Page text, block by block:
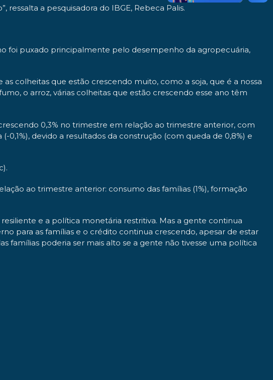
ressalta a pesquisadora do IBGE, Rebeca Palis.
foi puxado principalmente pelo desempenho da agropecuária,
colheitas que estão crescendo muito, como a soja, que é a nossa
o arroz, várias colheitas que estão crescendo esse ano têm
0,3% no trimestre em relação ao trimestre anterior, com
0,1%), devido a resultados da construção (com queda de 0,8%) e
ao trimestre anterior: consumo das famílias (1%), formação
e a política monetária restritiva. Mas a gente continua
para as famílias e o crédito continua crescendo, apesar de estar
famílias poderia ser mais alto se a gente não tivesse uma política